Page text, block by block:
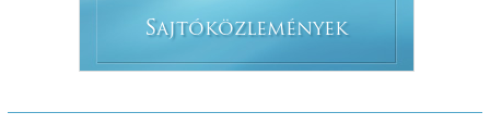
SAJTÓKÖZLEMÉNYEK